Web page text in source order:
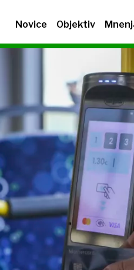
Novice Objektiv